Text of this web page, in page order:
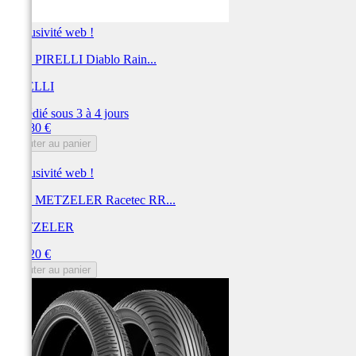
Exclusivité web !
Pneu PIRELLI Diablo Rain...
PIRELLI
Expédié sous 3 à 4 jours
298,80 €
Ajouter au panier
Exclusivité web !
Pneu METZELER Racetec RR...
METZELER
298,20 €
Ajouter au panier